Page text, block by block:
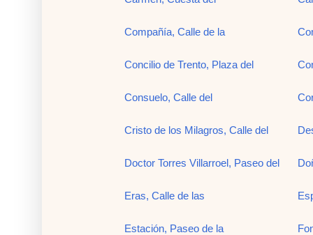
Compañía, Calle de la
Concilio de Trento, Plaza del
Consuelo, Calle del
Cristo de los Milagros, Calle del
Doctor Torres Villarroel, Paseo del
Eras, Calle de las
Estación, Paseo de la